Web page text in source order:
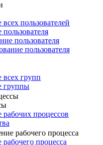
пользователей
пользователя
пользователя
групп
группы
процессов
рабочего процесса
процесса